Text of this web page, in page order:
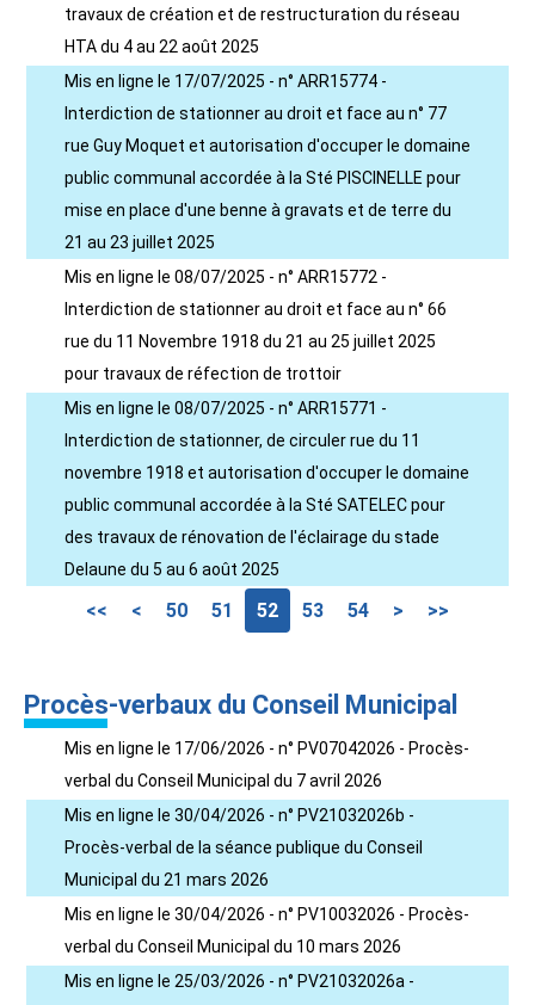
travaux de création et de restructuration du réseau
HTA du 4 au 22 août 2025
Mis en ligne le 17/07/2025 - n° ARR15774 -
Interdiction de stationner au droit et face au n° 77
rue Guy Moquet et autorisation d'occuper le domaine
public communal accordée à la Sté PISCINELLE pour
mise en place d'une benne à gravats et de terre du
21 au 23 juillet 2025
Mis en ligne le 08/07/2025 - n° ARR15772 -
Interdiction de stationner au droit et face au n° 66
rue du 11 Novembre 1918 du 21 au 25 juillet 2025
pour travaux de réfection de trottoir
Mis en ligne le 08/07/2025 - n° ARR15771 -
Interdiction de stationner, de circuler rue du 11
novembre 1918 et autorisation d'occuper le domaine
public communal accordée à la Sté SATELEC pour
des travaux de rénovation de l'éclairage du stade
Delaune du 5 au 6 août 2025
<< < 50 51 52 53 54 > >>
Procès-verbaux du Conseil Municipal
Mis en ligne le 17/06/2026 - n° PV07042026 - Procès-
verbal du Conseil Municipal du 7 avril 2026
Mis en ligne le 30/04/2026 - n° PV21032026b -
Procès-verbal de la séance publique du Conseil
Municipal du 21 mars 2026
Mis en ligne le 30/04/2026 - n° PV10032026 - Procès-
verbal du Conseil Municipal du 10 mars 2026
Mis en ligne le 25/03/2026 - n° PV21032026a -